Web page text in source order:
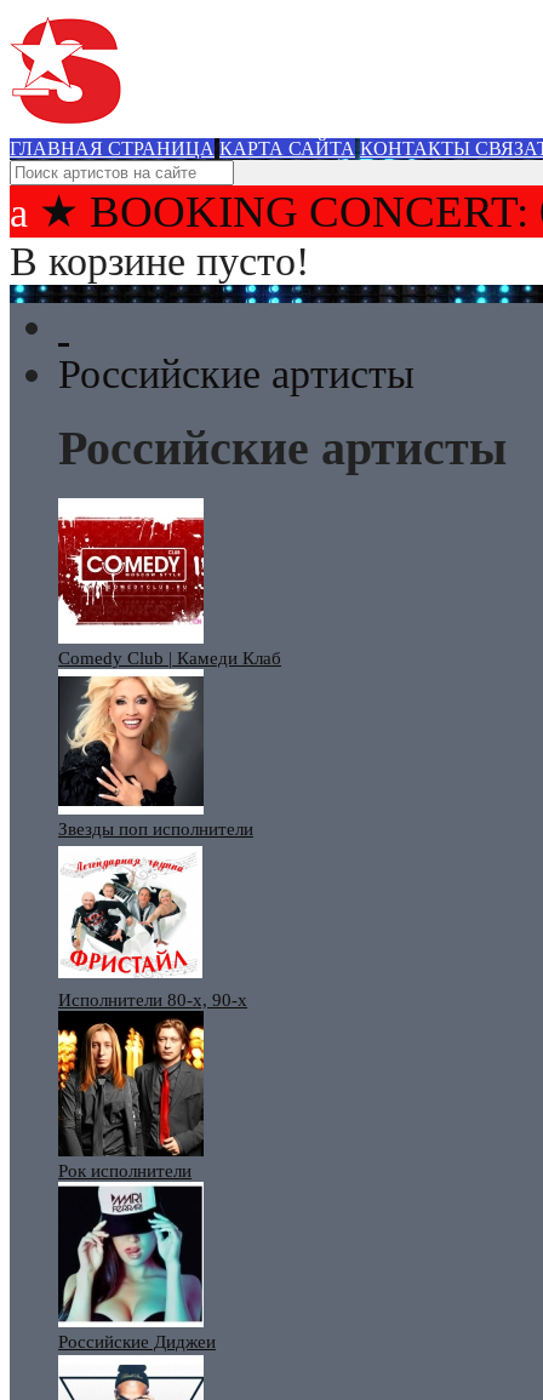
ГЛАВНАЯ СТРАНИЦА КАРТА САЙТА КОНТАКТЫ
★ BOOKING
В корзине пусто!
Российские артисты
Российские артисты
Comedy Club | Камеди Клаб
Звезды поп исполнители
Исполнители 80-х, 90-х
Рок исполнители
Российские Диджеи